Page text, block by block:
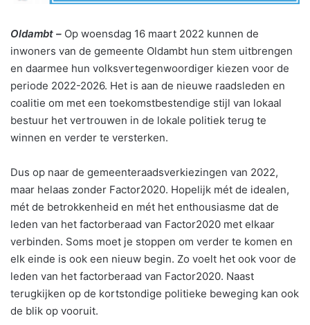
Oldambt – Op woensdag 16 maart 2022 kunnen de
inwoners van de gemeente Oldambt hun stem uitbrengen
en daarmee hun volksvertegenwoordiger kiezen voor de
periode 2022-2026. Het is aan de nieuwe raadsleden en
coalitie om met een toekomstbestendige stijl van lokaal
bestuur het vertrouwen in de lokale politiek terug te
winnen en verder te versterken.
Dus op naar de gemeenteraadsverkiezingen van 2022,
maar helaas zonder Factor2020. Hopelijk mét de idealen,
mét de betrokkenheid en mét het enthousiasme dat de
leden van het factorberaad van Factor2020 met elkaar
verbinden. Soms moet je stoppen om verder te komen en
elk einde is ook een nieuw begin. Zo voelt het ook voor de
leden van het factorberaad van Factor2020. Naast
terugkijken op de kortstondige politieke beweging kan ook
de blik op vooruit.